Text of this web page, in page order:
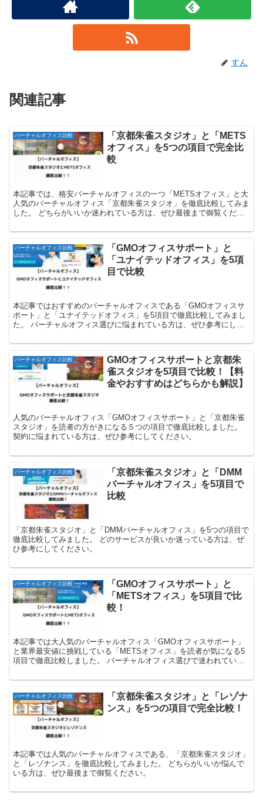
すん
関連記事
バーチャルオフィス比較
「京都朱雀スタジオ」と「METS
オフィス」を5つの項目で完全比
較
本記事では、格安バーチャルオフィスの一つ「METSオフィス」と大
人気のバーチャルオフィス「京都朱雀スタジオ」を徹底比較してみま
した。 どちらがいいか迷われている方は、ぜひ最後まで御覧くださ
バーチャルオフィス比較
「GMOオフィスサポート」と
「ユナイテッドオフィス」を5項
目で比較
本記事ではおすすめのバーチャルオフィスである「GMOオフィスサ
ポート」と「ユナイテッドオフィス」を5項目で徹底比較してみまし
た。 バーチャルオフィス選びに悩まれている方は、ぜひ参考にして
バーチャルオフィス比較
GMOオフィスサポートと京都朱
雀スタジオを5項目で比較！【料
金やおすすめはどちらかも解説】
人気のバーチャルオフィス「GMOオフィスサポート」と「京都朱雀
スタジオ」を読者の方がきになる５つの項目で徹底比較しました。
契約に悩まれている方は、ぜひ参考にしてください。
バーチャルオフィス比較
「京都朱雀スタジオ」と「DMM
バーチャルオフィス」を5項目で
比較
「京都朱雀スタジオ」と「DMMバーチャルオフィス」を5つの項目で
徹底比較してみました。 どのサービスが良いか迷っている方は、ぜ
ひ参考にしてください。
バーチャルオフィス比較
「GMOオフィスサポート」と
「METSオフィス」を5項目で比
較！
本記事では大人気のバーチャルオフィス「GMOオフィスサポート」
と業界最安値に挑戦している「METSオフィス」を読者が気になる5
項目で徹底比較しました。 バーチャルオフィス選びで迷われている
バーチャルオフィス比較
「京都朱雀スタジオ」と「レゾナ
ンス」を5つの項目で完全比較！
本記事では人気のバーチャルオフィスである、「京都朱雀スタジオ」
と「レゾナンス」を徹底比較してみました。 どちらがいいか悩んで
いる方は、ぜひ最後まで御覧ください。